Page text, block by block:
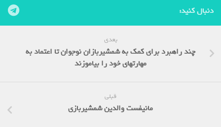
دنبال کنید:
بعدی
چند راهبرد برای کمک به شمشیربازان نوجوان تا اعتماد به
مهارتهای خود را بیاموزند
قبلی
مانیفست والدین شمشیربازی